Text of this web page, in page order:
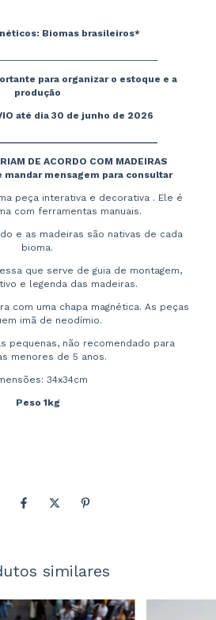
Biomas brasileiros*
para organizar o estoque e a
produção
até dia 30 de junho de 2026
DE ACORDO COM MADEIRAS
mandar mensagem para consultar
peça interativa e decorativa . Ele é
com ferramentas manuais.
e as madeiras são nativas de cada
bioma.
que serve de guia de montagem,
e legenda das madeiras.
com uma chapa magnética. As peças
imã de neodímio.
pequenas, não recomendado para
menores de 5 anos.
34x34cm
Peso 1kg
similares